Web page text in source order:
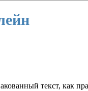
текст, как